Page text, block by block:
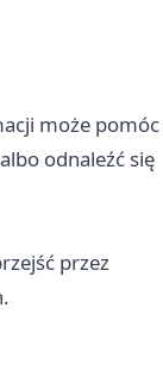
może pomóc
odnaleźć się
przez